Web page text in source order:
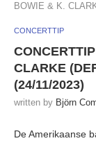
BOWIE & K.
CONCERTTIP
CLARKE
(24/11/2023)
written by Björn
De Amerikaanse